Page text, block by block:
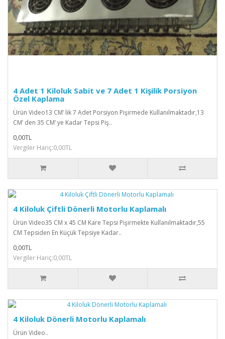
4 Adet 1 Kiloluk Sabit ve 7 Adet 1 Kişilik Porsiyon
Özel Kaplama
Ürün Video13 CM’ lik 7 Adet Porsiyon Pişirmede Kullanılmaktadır,13
CM’ den 35 CM’ ye Kadar Tepsi Piş..
0,00TL
Vergiler Hariç:0,00TL
4 Kiloluk Çiftli Dönerli Motorlu Kaplamalı
Ürün Video35 CM x 45 CM Kare Tepsi Pişirmekte Kullanılmaktadır,55
CM Tepsiden En Küçük Tepsiye Kadar..
0,00TL
Vergiler Hariç:0,00TL
4 Kiloluk Dönerli Motorlu Kaplamalı
Ürün Video..